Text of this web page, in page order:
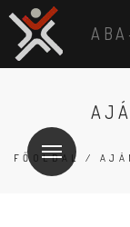
FŐOLDAL /